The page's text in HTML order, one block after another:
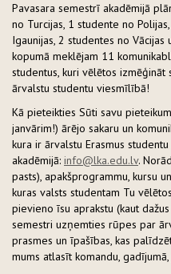
Pavasara semestrī akadēmijā
no Turcijas, 1 studente no
Igaunijas, 2 studentes no
kopumā meklējam 11
studentus, kuri vēlētos izmēģināt
ārvalstu studentu viesmīlībā!
Kā pieteikties Sūti savu
janvārim!) ārējo sakaru un
kura ir ārvalstu Erasmus
akadēmijā: info@lka.edu.lv.
pasts), apakšprogrammu, kursu
kuras valsts studentam Tu
pievieno īsu aprakstu (kaut
semestri uzņemties rūpes par
prasmes un īpašības, kas
mums atlasīt komandu,